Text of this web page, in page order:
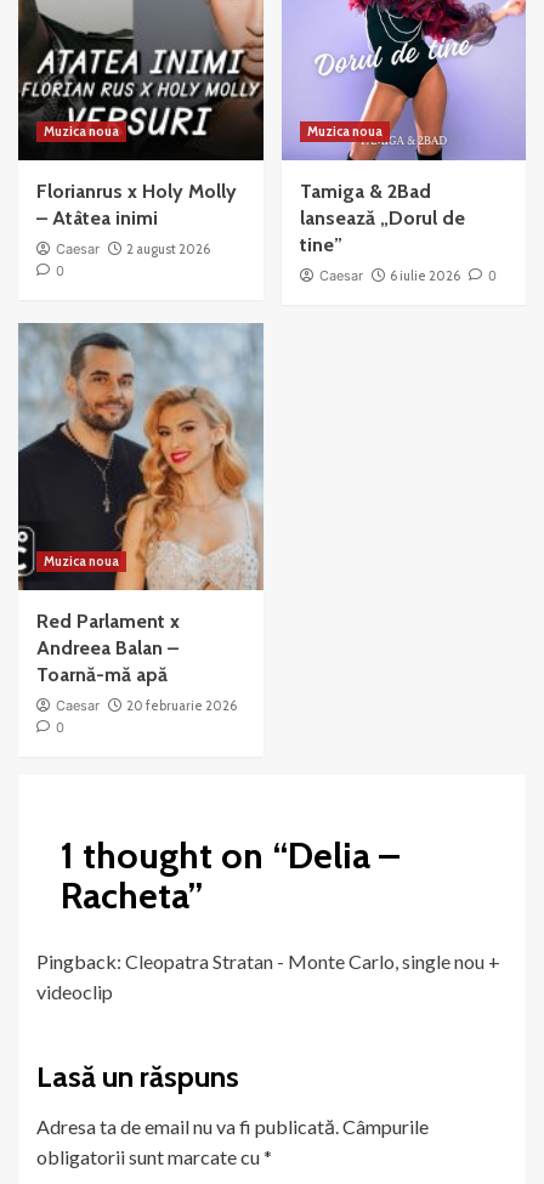
Muzica noua
Florianrus x Holy Molly
– Atâtea inimi
Caesar
2 august 2026
0
Muzica noua
Tamiga & 2Bad
lansează „Dorul de
tine”
Caesar 6 iulie 2026 0
Muzica noua
Red Parlament x
Andreea Balan –
Toarnă-mă apă
Caesar
20 februarie 2026
0
1 thought on “Delia –
Racheta”
Pingback: Cleopatra Stratan - Monte Carlo, single nou +
videoclip
Lasă un răspuns
Adresa ta de email nu va fi publicată.Câmpurile
obligatorii sunt marcate cu*